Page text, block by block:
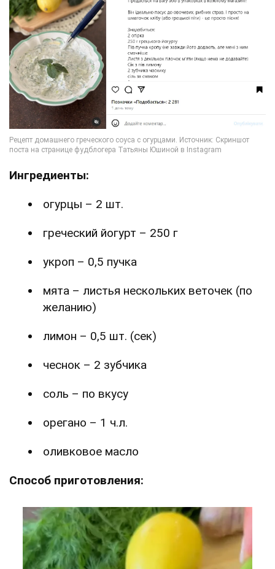
Ингредиенты:
огурцы – 2 шт.
греческий йогурт – 250 г
укроп – 0,5 пучка
мята – листья нескольких веточек (по
желанию)
лимон – 0,5 шт. (сек)
чеснок – 2 зубчика
соль – по вкусу
орегано – 1 ч.л.
оливковое масло
Способ приготовления: